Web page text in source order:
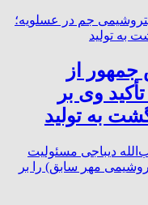
جمهور از
وی بر
به تولید